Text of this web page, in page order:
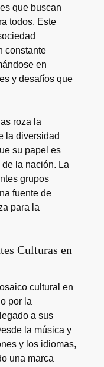
que buscan
todos. Este
constante
en
y desafíos que
roza la
la diversidad
su papel es
la nación. La
grupos
fuente de
para la
Culturas en
cultural en
por la
a sus
la música y
y los idiomas,
una marca